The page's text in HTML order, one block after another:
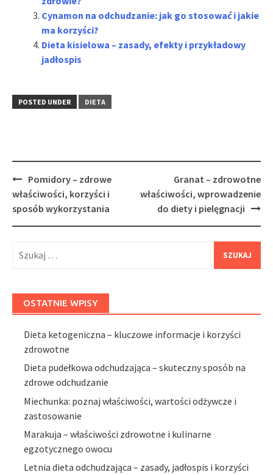
Cynamon na odchudzanie: jak go stosować i jakie
ma korzyści?
Dieta kisielowa – zasady, efekty i przykładowy
jadłospis
POSTED UNDER DIETA
Post
navigation
Pomidory – zdrowe
właściwości, korzyści i
sposób wykorzystania
Granat – zdrowotne
właściwości, wprowadzenie
do diety i pielęgnacji
OSTATNIE WPISY
Dieta ketogeniczna – kluczowe informacje i korzyści
zdrowotne
Dieta pudełkowa odchudzająca – skuteczny sposób na
zdrowe odchudzanie
Miechunka: poznaj właściwości, wartości odżywcze i
zastosowanie
Marakuja – właściwości zdrowotne i kulinarne
egzotycznego owocu
Letnia dieta odchudzająca – zasady, jadłospis i korzyści